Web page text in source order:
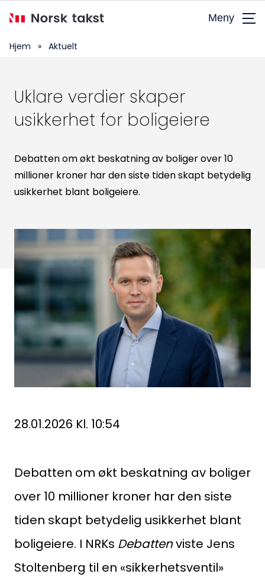
hovedinnhold
Meny
Hjem » Aktuelt
Uklare verdier skaper
usikkerhet for boligeiere
Debatten om økt beskatning av boliger over 10
millioner kroner har den siste tiden skapt betydelig
usikkerhet blant boligeiere.
28.01.2026 Kl. 10:54
Debatten om økt beskatning av boliger
over 10 millioner kroner har den siste
tiden skapt betydelig usikkerhet blant
boligeiere. I NRKs Debattenviste Jens
Stoltenberg til en «sikkerhetsventil»